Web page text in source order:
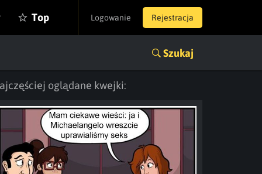
Logowanie Rejestracja
Top
Szukaj
oglądane kwejki: